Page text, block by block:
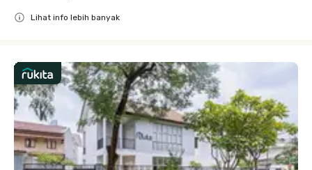
Lihat info lebih banyak